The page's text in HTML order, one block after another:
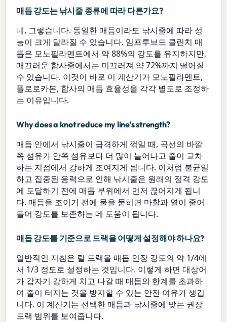
매듭 강도는 낚시줄 종류에 따라 다른가요?
네, 그렇습니다. 동일한 매듭이라도 낚시줄에 따라 성
능이 크게 달라질 수 있습니다. 임프루브드 클린치 매
듭은 모노필라멘트에서 약 88%의 강도를 유지하지만,
매끄러운 합사줄에서는 미끄러져 약 72%까지 떨어질
수 있습니다. 이것이 바로 이 계산기가 모노필라멘트,
플로로카본, 합사의 매듭 효율성을 각각 별도로 조정하
는 이유입니다.
Why does a knot reduce my line's strength?
매듭 안에서 낚시줄이 급격하게 꺾일 때, 곡선의 바깥
쪽 섬유가 안쪽 섬유보다 더 많이 늘어나고 줄이 교차
하는 지점에서 강하게 조여지게 됩니다. 이처럼 불균일
하고 집중된 응력으로 인해 낚시줄은 원래의 정격 강도
에 도달하기 전에 매듭 부위에서 먼저 끊어지게 됩니
다. 매듭을 조이기 전에 물을 묻히면 마찰과 열이 줄어
들어 강도를 보존하는 데 도움이 됩니다.
매듭 강도를 기준으로 드랙을 어떻게 설정해야 하나요?
일반적인 지침은 릴 드랙을 매듭 인장 강도의 약 1/4에
서 1/3 정도로 설정하는 것입니다. 이렇게 하면 대상어
가 갑자기 강하게 치고 나갈 때 매듭의 한계를 초과하
여 줄이 터지는 것을 방지할 수 있는 안전 여유가 생깁
니다. 이 계산기는 선택한 매듭과 낚시줄에 맞는 권장
드랙 범위를 보여줍니다.